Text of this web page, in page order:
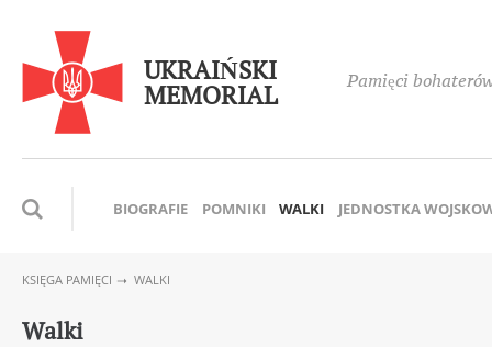
UKRAIŃSKI
MEMORIAL Pamięci
BIOGRAFIE POMNIKI WALKI JEDNOSTKA
KSIĘGA PAMIĘCI WALKI
Walki